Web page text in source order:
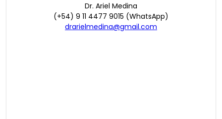
Dr. Ariel Medina
(+54) 9 11 4477 9015 (WhatsApp)
drarielmedina@gmail.com